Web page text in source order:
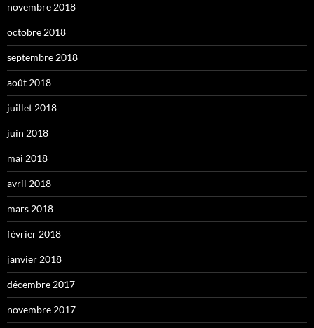
novembre 2018
octobre 2018
septembre 2018
août 2018
juillet 2018
juin 2018
mai 2018
avril 2018
mars 2018
février 2018
janvier 2018
décembre 2017
novembre 2017